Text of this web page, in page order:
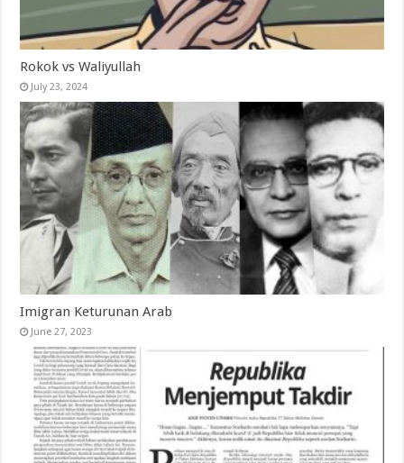
Rokok vs Waliyullah
July 23, 2024
Imigran Keturunan Arab
June 27, 2023